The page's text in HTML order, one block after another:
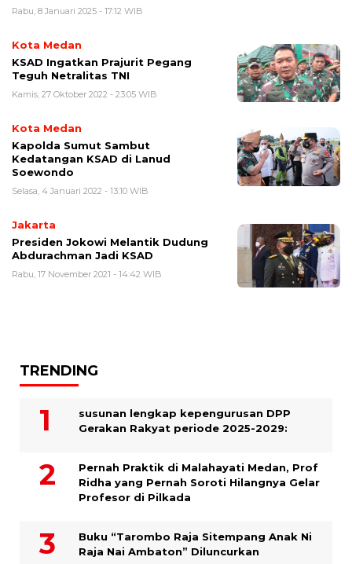
Rabu, 8 Januari 2025 - 17:12 WIB
Kota Medan
KSAD Ingatkan Prajurit Pegang
Teguh Netralitas TNI
Kamis, 27 Oktober 2022 - 23:05 WIB
Kota Medan
Kapolda Sumut Sambut
Kedatangan KSAD di Lanud
Soewondo
Selasa, 4 Januari 2022 - 13:10 WIB
Jakarta
Presiden Jokowi Melantik Dudung
Abdurachman Jadi KSAD
Rabu, 17 November 2021 - 14:42 WIB
TRENDING
susunan lengkap kepengurusan DPP
Gerakan Rakyat periode 2025-2029:
Pernah Praktik di Malahayati Medan, Prof
Ridha yang Pernah Soroti Hilangnya Gelar
Profesor di Pilkada
Buku “Tarombo Raja Sitempang Anak Ni
Raja Nai Ambaton” Diluncurkan